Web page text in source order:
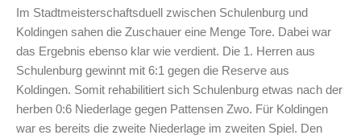
Im Stadtmeisterschaftsduell zwischen Schulenburg und
Koldingen sahen die Zuschauer eine Menge Tore. Dabei war
das Ergebnis ebenso klar wie verdient. Die 1. Herren aus
Schulenburg gewinnt mit 6:1 gegen die Reserve aus
Koldingen. Somit rehabilitiert sich Schulenburg etwas nach der
herben 0:6 Niederlage gegen Pattensen Zwo. Für Koldingen
war es bereits die zweite Niederlage im zweiten Spiel. Den